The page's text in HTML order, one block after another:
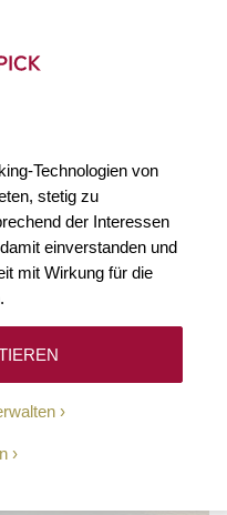
Technologien von
stetig zu
der Interessen
einverstanden und
mit Wirkung für die